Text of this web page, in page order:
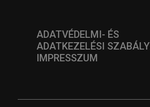
ADATVÉDELMI- ÉS
ADATKEZELÉSI
IMPRESSZUM